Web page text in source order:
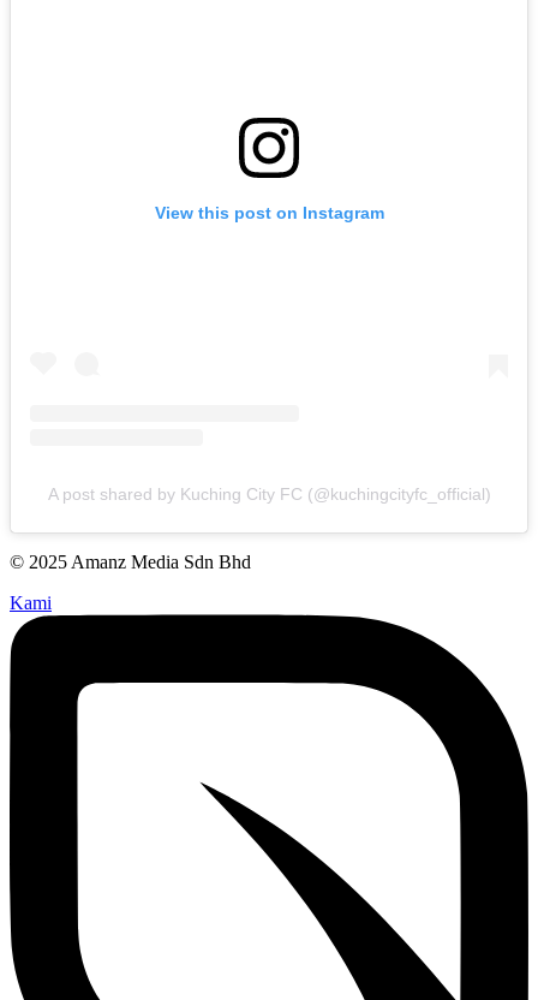
View this post on Instagram
A post shared by Kuching City FC (@kuchingcityfc_official)
© 2025 Amanz Media Sdn Bhd
Kami